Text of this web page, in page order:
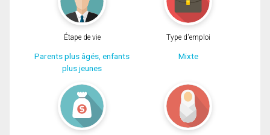
Étape de vie
Parents plus âgés, enfants
plus jeunes
Type d'emploi
Mixte